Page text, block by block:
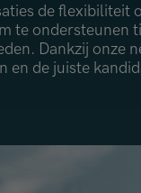
& Verandering
Bemiddeling &
de flexibiliteit
te
Dankzij onze
en de juiste